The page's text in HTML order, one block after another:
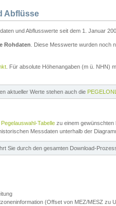
Abflüsse
und Abflusswerte seit dem 1. Januar
Rohdaten . Diese Messwerte wurden noch
. Für absolute Höhenangaben (m ü. NHN)
aktueller Werte stehen auch die
Pegelauswahl-Tabelle zu einem gewünschten
Messdaten unterhalb der
Sie durch den gesamten Download-
(Offset von MEZ/MESZ zu